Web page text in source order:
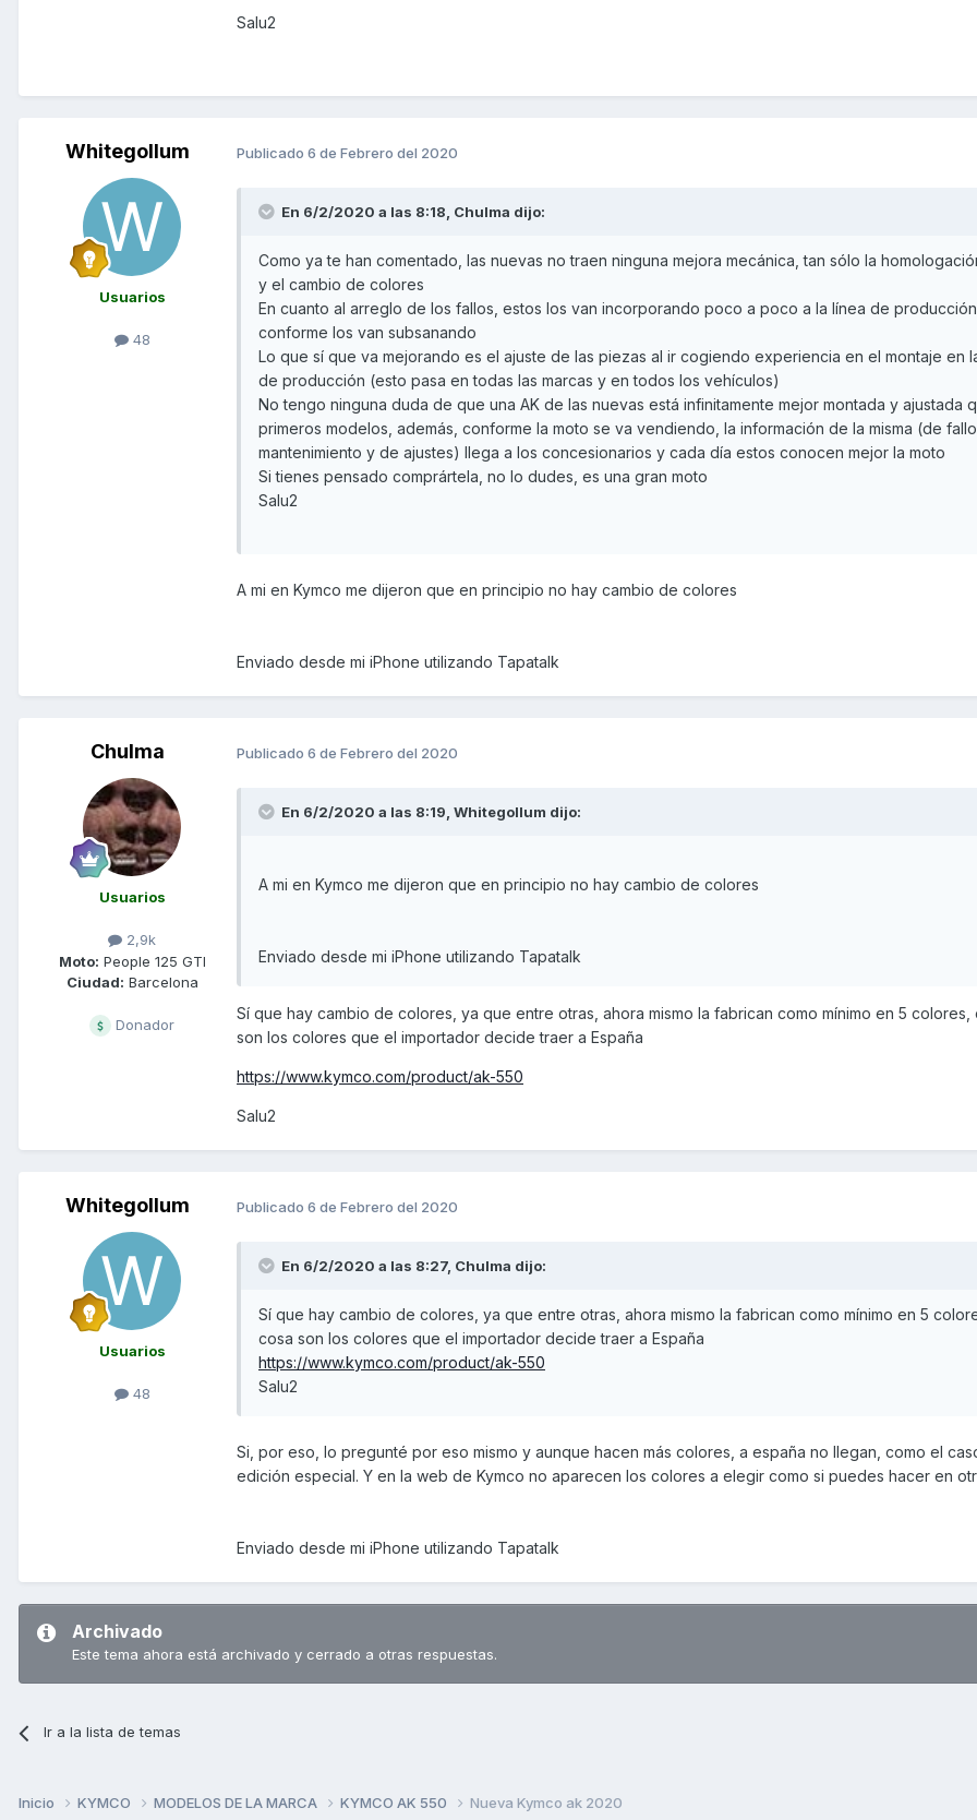
Salu2
Whitegollum
Usuarios
48
Publicado 6 de Febrero del 2020
En 6/2/2020 a las 8:18, Chulma dijo:
Como ya te han comentado, las nuevas no traen ninguna mejora mecánica, tan sólo la
y el cambio de colores
En cuanto al arreglo de los fallos, estos los van incorporando poco a poco a la línea de producción
conforme los van subsanando
Lo que sí que va mejorando es el ajuste de las piezas al ir cogiendo experiencia en el montaje en
de producción (esto pasa en todas las marcas y en todos los vehículos)
No tengo ninguna duda de que una AK de las nuevas está infinitamente mejor montada y ajustada
primeros modelos, además, conforme la moto se va vendiendo, la información de la misma (de
mantenimiento y de ajustes) llega a los concesionarios y cada día estos conocen mejor la moto
Si tienes pensado comprártela, no lo dudes, es una gran moto
Salu2
A mi en Kymco me dijeron que en principio no hay cambio de colores
Enviado desde mi iPhone utilizando Tapatalk
Chulma
Usuarios
2,9k
Moto: People 125 GTI
Ciudad: Barcelona
Donador
Publicado 6 de Febrero del 2020
En 6/2/2020 a las 8:19, Whitegollum dijo:
A mi en Kymco me dijeron que en principio no hay cambio de colores
Enviado desde mi iPhone utilizando Tapatalk
Sí que hay cambio de colores, ya que entre otras, ahora mismo la fabrican como mínimo en 5 colores,
son los colores que el importador decide traer a España
https://www.kymco.com/product/ak-550
Salu2
Whitegollum
Usuarios
48
Publicado 6 de Febrero del 2020
En 6/2/2020 a las 8:27, Chulma dijo:
Sí que hay cambio de colores, ya que entre otras, ahora mismo la fabrican como mínimo en 5
cosa son los colores que el importador decide traer a España
https://www.kymco.com/product/ak-550
Salu2
Si, por eso, lo pregunté por eso mismo y aunque hacen más colores, a españa no llegan, como el
edición especial. Y en la web de Kymco no aparecen los colores a elegir como si puedes hacer en
Enviado desde mi iPhone utilizando Tapatalk
Archivado
Este tema ahora está archivado y cerrado a otras respuestas.
Ir a la lista de temas
Inicio KYMCO MODELOS DE LA MARCA KYMCO AK 550 Nueva Kymco ak 2020